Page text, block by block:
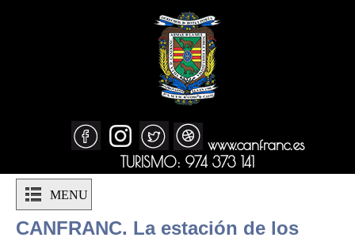
www.canfranc.es
TURISMO: 974 373 141
MENU
CANFRANC. La estación de los